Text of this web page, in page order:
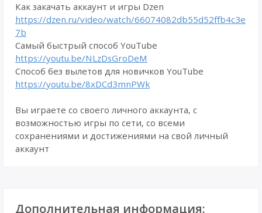
Как закачать аккаунт и игры Dzen
https://dzen.ru/video/watch/66074082db55d52ffb4c3e
7b
Самый быстрый способ YouTube
https://youtu.be/NLzDsGroDeM
Способ без вылетов для новичков YouTube
https://youtu.be/8xDCd3mnPWk
Вы играете со своего личного аккаунта, с
возможностью игры по сети, со всеми
сохранениями и достижениями на свой личный
аккаунт
Дополнительная информация: